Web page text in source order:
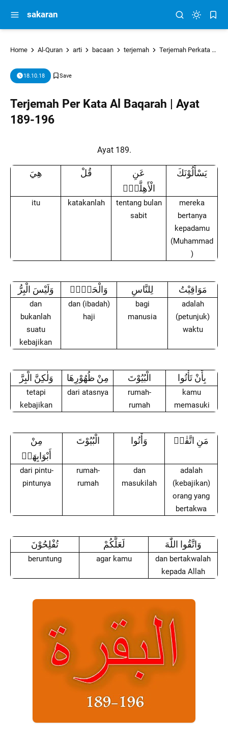
sakaran
Home Al-Quran arti bacaan terjemah Terjemah Perkata
18.10.18
Terjemah Per Kata Al Baqarah | Ayat
189-196
Ayat 189.
هِيَ قُلْ
عَنِ
الْأَهِلَّةِۗ
يَسْأَلُوْنَكَ
itu katakanlah
tentang bulan
sabit
mereka
bertanya
kepadamu
(Muhammad
)
وَلَيْسَ الْبِرُّ وَالْحَجِّۗ لِلنَّاسِ مَوَاقِيْتُ
dan
bukanlah
suatu
kebajikan
dan (ibadah)
haji
bagi
manusia
adalah
(petunjuk)
waktu
وَلٰكِنَّ الْبِرَّ مِنْ ظُهُوْرِهَا الْبُيُوْتَ بِأَنْ تَأْتُوا
tetapi
kebajikan
dari atasnya
rumah-
rumah
kamu
memasuki
مِنْ
أَبْوَابِهَاۖ
الْبُيُوْتَ وَأْتُوا مَنِ اتَّقٰىۚ
dari pintu-
pintunya
rumah-
rumah
dan
masukilah
adalah
(kebajikan)
orang yang
bertakwa
تُفْلِحُوْنَ لَعَلَّكُمْ وَاتَّقُوا اللّٰهَ
beruntung agar kamu
dan bertakwalah
kepada Allah